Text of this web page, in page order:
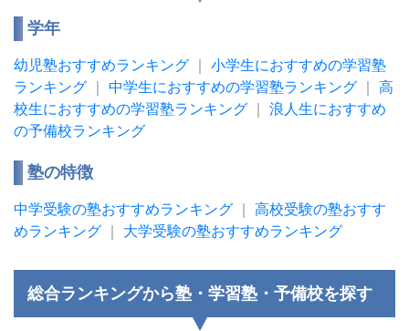
学年
幼児塾おすすめランキング
小学生におすすめの学習塾
ランキング
中学生におすすめの学習塾ランキング
高
校生におすすめの学習塾ランキング
浪人生におすすめ
の予備校ランキング
塾の特徴
中学受験の塾おすすめランキング
高校受験の塾おすす
めランキング
大学受験の塾おすすめランキング
総合ランキングから塾・学習塾・予備校を探す